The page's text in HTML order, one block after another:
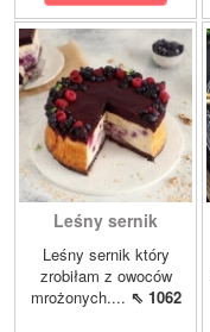
Leśny sernik
Leśny sernik który
zrobiłam z owoców
mrożonych.... ⇖ 1062